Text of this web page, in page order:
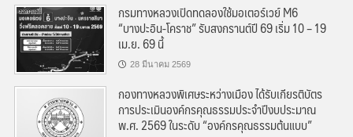
กรมทางหลวงเปิดทดลองใช้มอเตอร์เวย์ M6
“บางปะอิน-โคราช” รับสงกรานต์ปี 69 เริ่ม 10 – 19
เม.ย. 69 นี้
28 มีนาคม 2569
กองทางหลวงพิเศษระหว่างเมือง ได้รับเกียรติบัตร
การประเมินองค์กรคุณธรรมประจำปีงบประมาณ
พ.ศ. 2569 ในระดับ “องค์กรคุณธรรมต้นแบบ”